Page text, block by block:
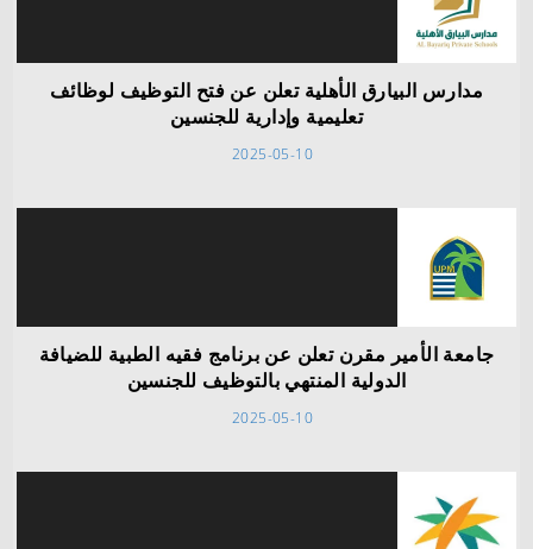
مدارس البيارق الأهلية تعلن عن فتح التوظيف لوظائف
تعليمية وإدارية للجنسين
2025-05-10
جامعة الأمير مقرن تعلن عن برنامج فقيه الطبية للضيافة
الدولية المنتهي بالتوظيف للجنسين
2025-05-10